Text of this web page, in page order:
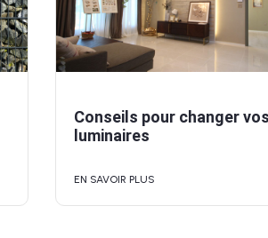
Conseils pour changer vos
luminaires
EN SAVOIR PLUS